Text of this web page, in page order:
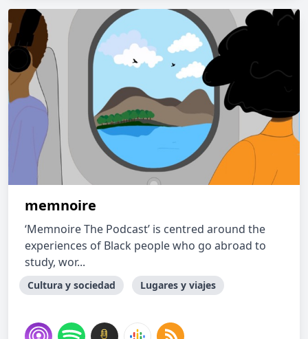
memnoire
‘Memnoire The Podcast’ is centred around the
experiences of Black people who go abroad to
study, wor...
Cultura y sociedad Lugares y viajes